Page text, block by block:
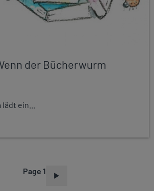
der Bücherwurm
ein...
Page 1